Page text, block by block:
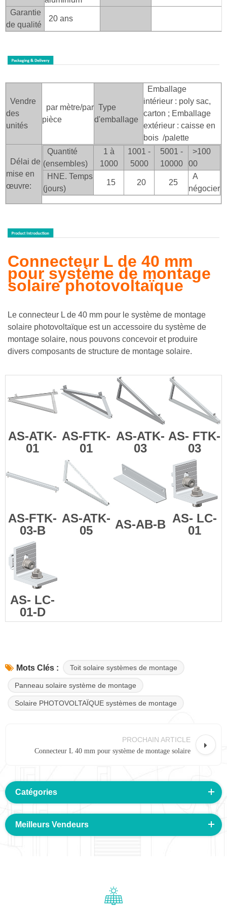
Garantie
de qualité
20 ans
Vendre
des
unités
par mètre/par
pièce
Type
d'emballage
Emballage
intérieur : poly sac,
carton ; Emballage
extérieur : caisse en
bois /palette
Délai de
mise en
œuvre:
Quantité
(ensembles)
1 à
1000
1001 -
5000
5001 -
10000
>100
00
HNE. Temps
(jours)
15 20 25
A
négocier
Connecteur L de 40 mm
pour système de montage
solaire photovoltaïque
Le connecteur L de 40 mm pour le système de montage
solaire photovoltaïque est un accessoire du système de
montage solaire, nous pouvons concevoir et produire
divers composants de structure de montage solaire.
AS-ATK-
01
AS-FTK-
01
AS-ATK-
03
AS- FTK-
03
AS-FTK-
03-B
AS-ATK-
05
AS-AB-B AS- LC-
01
AS- LC-
01-D
Mots Clés : Toit solaire systèmes de montage
Panneau solaire système de montage
Solaire PHOTOVOLTAÏQUE systèmes de montage
PROCHAIN ARTICLE
Connecteur L 40 mm pour système de montage solaire
Catégories
Meilleurs Vendeurs